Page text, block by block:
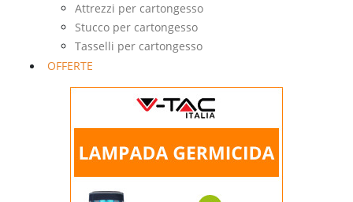
Attrezzi per cartongesso
Stucco per cartongesso
Tasselli per cartongesso
OFFERTE